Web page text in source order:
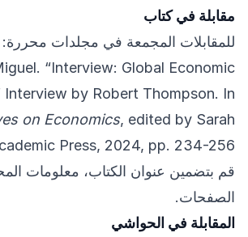
مقابلة في كتاب
للمقابلات المجمعة في مجلدات محررة:
“Interview: Global Economic
Interview by Robert Thompson. In
on Economics, edited by Sarah
Press, 2024, pp. 234-256.
قم بتضمين عنوان الكتاب، معلومات
الصفحات.
المقابلة في الحواشي